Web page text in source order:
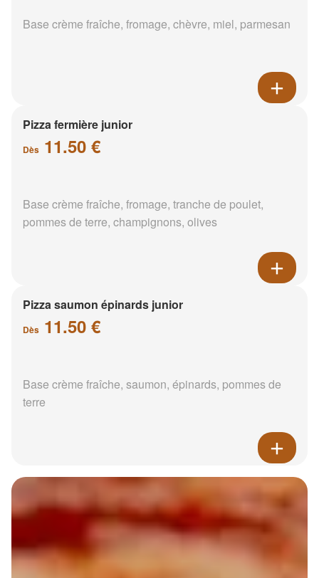
Base crème fraîche, fromage, chèvre, miel, parmesan
Pizza fermière junior
Dès 11.50 €
Base crème fraîche, fromage, tranche de poulet,
pommes de terre, champignons, olives
Pizza saumon épinards junior
Dès 11.50 €
Base crème fraîche, saumon, épinards, pommes de
terre